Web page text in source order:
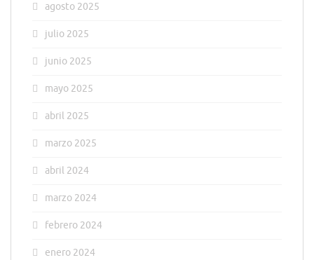
agosto 2025
julio 2025
junio 2025
mayo 2025
abril 2025
marzo 2025
abril 2024
marzo 2024
febrero 2024
enero 2024